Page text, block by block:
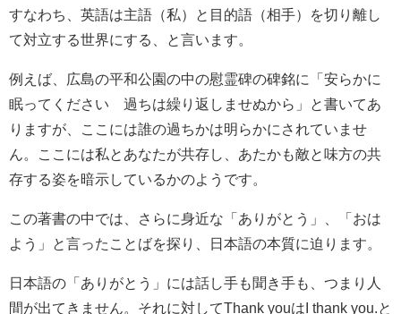
すなわち、英語は主語（私）と目的語（相手）を切り離し
て対立する世界にする、と言います。
例えば、広島の平和公園の中の慰霊碑の碑銘に「安らかに
眠ってください 過ちは繰り返しませぬから」と書いてあ
りますが、ここには誰の過ちかは明らかにされていませ
ん。ここには私とあなたが共存し、あたかも敵と味方の共
存する姿を暗示しているかのようです。
この著書の中では、さらに身近な「ありがとう」、「おは
よう」と言ったことばを探り、日本語の本質に迫ります。
日本語の「ありがとう」には話し手も聞き手も、つまり人
間が出てきません。それに対してThank youはI thank you.と